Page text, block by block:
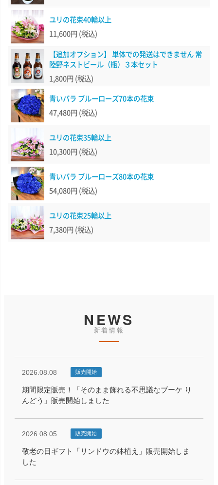
ユリの花束40輪以上
11,600円 (税込)
【追加オプション】 単体での発送はできません 常
陸野ネストビール（瓶）３本セット
1,800円 (税込)
青いバラ ブルーローズ70本の花束
47,480円 (税込)
ユリの花束35輪以上
10,300円 (税込)
青いバラ ブルーローズ80本の花束
54,080円 (税込)
ユリの花束25輪以上
7,380円 (税込)